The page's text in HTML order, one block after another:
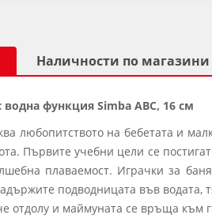
Наличности по магазини
функция Simba ABC, 16 см
любопитството на бебетата и
Първите учебни цели се
плаваемост. Играчки за
подводницата във водата,
отдолу и маймуната се връща към